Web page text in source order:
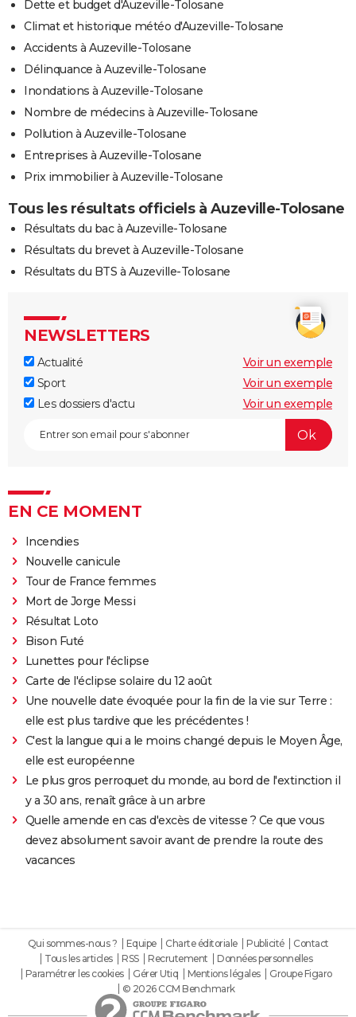
Dette et budget d'Auzeville-Tolosane
Climat et historique météo d'Auzeville-Tolosane
Accidents à Auzeville-Tolosane
Délinquance à Auzeville-Tolosane
Inondations à Auzeville-Tolosane
Nombre de médecins à Auzeville-Tolosane
Pollution à Auzeville-Tolosane
Entreprises à Auzeville-Tolosane
Prix immobilier à Auzeville-Tolosane
Tous les résultats officiels à Auzeville-Tolosane
Résultats du bac à Auzeville-Tolosane
Résultats du brevet à Auzeville-Tolosane
Résultats du BTS à Auzeville-Tolosane
NEWSLETTERS
Actualité
Voir un exemple
Sport
Voir un exemple
Les dossiers d'actu
Voir un exemple
EN CE MOMENT
Incendies
Nouvelle canicule
Tour de France femmes
Mort de Jorge Messi
Résultat Loto
Bison Futé
Lunettes pour l'éclipse
Carte de l'éclipse solaire du 12 août
Une nouvelle date évoquée pour la fin de la vie sur Terre :
elle est plus tardive que les précédentes !
C'est la langue qui a le moins changé depuis le Moyen Âge,
elle est européenne
Le plus gros perroquet du monde, au bord de l'extinction il
y a 30 ans, renaît grâce à un arbre
Quelle amende en cas d'excès de vitesse ? Ce que vous
devez absolument savoir avant de prendre la route des
vacances
Qui sommes-nous ? Equipe Charte éditoriale Publicité
Contact
Tous les articles
RSS Recrutement
Données personnelles
Paramétrer les cookies
Gérer Utiq Mentions légales
Groupe Figaro
© 2026 CCM Benchmark